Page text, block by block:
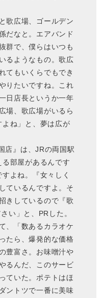
歌広場、ゴールデン
だなと。エアバンド
群で、僕らはいつも
るようなもの。歌広
てもいくらでもでき
りたいですね。これ
日店長というか一年
場、歌広場がいるら
よね」と、夢は広が
店』は、JRの両国駅
部屋があるんです
よね。『女々しく
ているんですよ。そ
きしているので『歌
い」と、PRした。
、「数あるカラオケ
たら、爆発的な価格
豊富さ。お味噌汁や
るんだ、このサービ
ていた。ポテトはほ
ントツで一番に美味